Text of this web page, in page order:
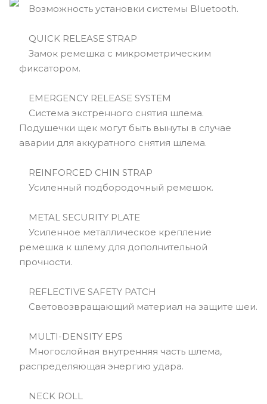
Возможность установки системы Bluetooth.
QUICK RELEASE STRAP
Замок ремешка с микрометрическим
фиксатором.
EMERGENCY RELEASE SYSTEM
Cистема экстренного снятия шлема.
Подушечки щек могут быть вынуты в случае
аварии для аккуратного снятия шлема.
REINFORCED CHIN STRAP
Усиленный подбородочный ремешок.
METAL SECURITY PLATE
Усиленное металлическое крепление
ремешка к шлему для дополнительной
прочности.
REFLECTIVE SAFETY PATCH
Световозвращающий материал на защите шеи.
MULTI-DENSITY EPS
Многослойная внутренняя часть шлема,
распределяющая энергию удара.
NECK ROLL